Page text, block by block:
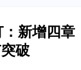
新增四章
破